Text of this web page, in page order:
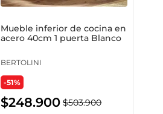
Mueble inferior de cocina en
acero 40cm 1 puerta Blanco
BERTOLINI
-51%
$248.900 $503.900